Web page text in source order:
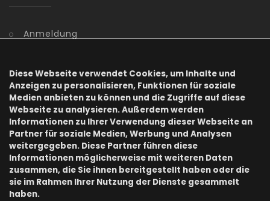
Anmeldung
Registrierung
Kennwort vergessen
Information
AGB
Diese Webseite verwendet Cookies, um Inhalte und
Anzeigen zu personalisieren, Funktionen für soziale
Medien anbieten zu können und die Zugriffe auf diese
Webseite zu analysieren. Außerdem werden
Informationen zu Ihrer Verwendung dieser Webseite an
Partner für soziale Medien, Werbung und Analysen
weitergegeben. Diese Partner führen diese
Informationen möglicherweise mit weiteren Daten
zusammen, die Sie ihnen bereitgestellt haben oder die
sie im Rahmen Ihrer Nutzung der Dienste gesammelt
haben.